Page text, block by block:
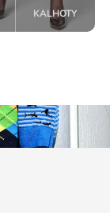
KALHOTY